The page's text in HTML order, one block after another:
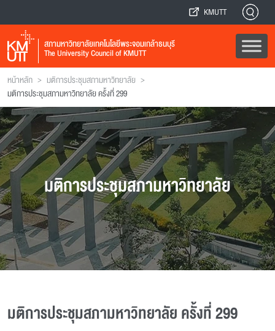
KMUTT
สภามหาวิทยาลัยเทคโนโลยีพระจอมเกล้าธนบุรี
The University Council of KMUTT
หน้าหลัก > มติการประชุมสภามหาวิทยาลัย >
มติการประชุมสภามหาวิทยาลัย ครั้งที่ 299
มติการประชุมสภามหาวิทยาลัย
มติการประชุมสภามหาวิทยาลัย ครั้งที่ 299